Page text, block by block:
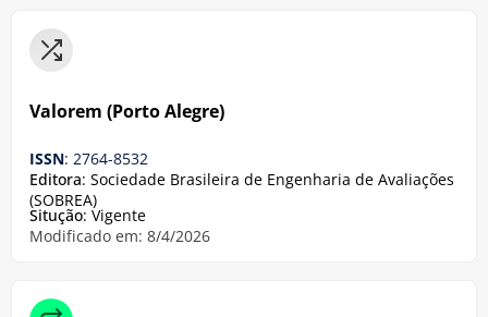
Valorem (Porto Alegre)
ISSN: 2764-8532
Editora: Sociedade Brasileira de Engenharia de Avaliações
(SOBREA)
Situção: Vigente
Modificado em: 8/4/2026